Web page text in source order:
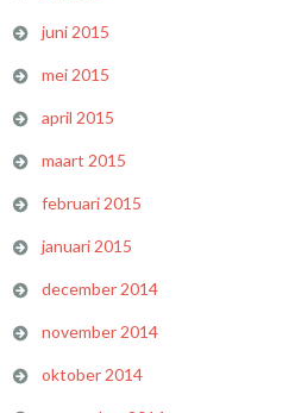
juni 2015
mei 2015
april 2015
maart 2015
februari 2015
januari 2015
december 2014
november 2014
oktober 2014